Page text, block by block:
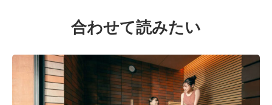
合わせて読みたい